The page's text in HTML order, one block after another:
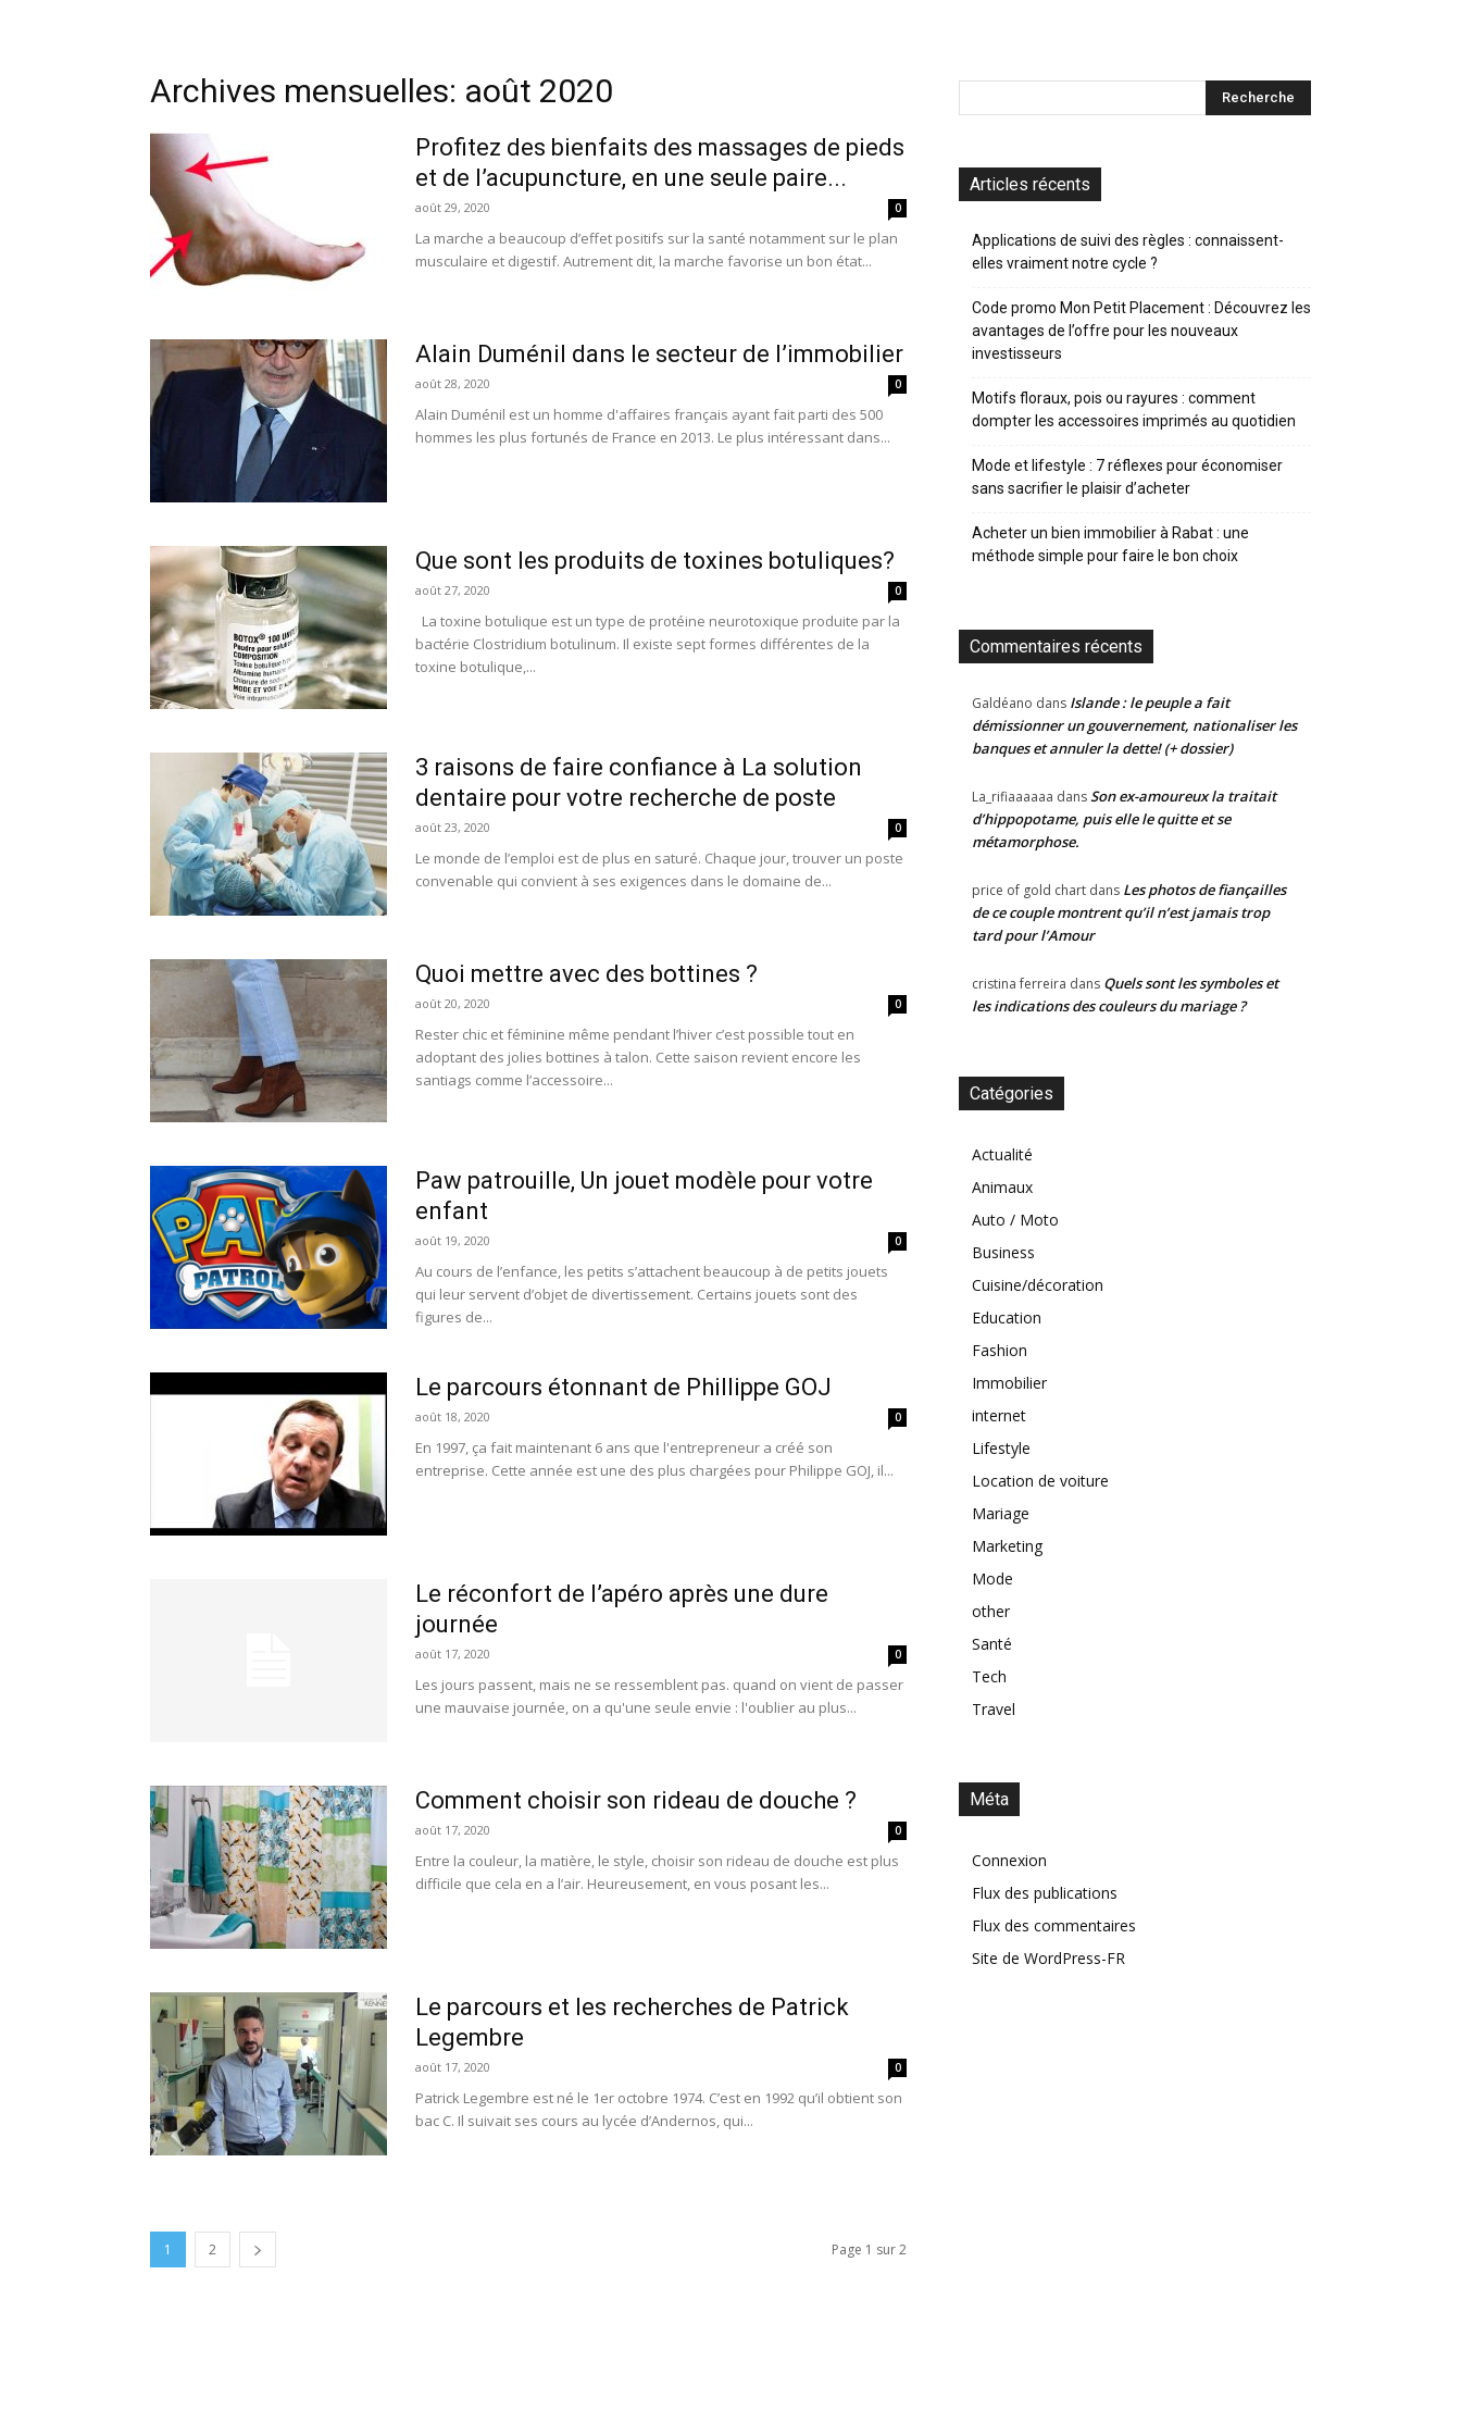
Archives mensuelles: août 2020
Profitez des bienfaits des massages de pieds
et de l’acupuncture, en une seule paire...
août 29, 2020 0
La marche a beaucoup d’effet positifs sur la santé notamment sur le plan
musculaire et digestif. Autrement dit, la marche favorise un bon état...
Alain Duménil dans le secteur de l’immobilier
août 28, 2020 0
Alain Duménil est un homme d'affaires français ayant fait parti des 500
hommes les plus fortunés de France en 2013. Le plus intéressant dans...
Que sont les produits de toxines botuliques?
août 27, 2020 0
La toxine botulique est un type de protéine neurotoxique produite par la
bactérie Clostridium botulinum. Il existe sept formes différentes de la
toxine botulique,...
3 raisons de faire confiance à La solution
dentaire pour votre recherche de poste
août 23, 2020 0
Le monde de l’emploi est de plus en saturé. Chaque jour, trouver un poste
convenable qui convient à ses exigences dans le domaine de...
Quoi mettre avec des bottines ?
août 20, 2020 0
Rester chic et féminine même pendant l’hiver c’est possible tout en
adoptant des jolies bottines à talon. Cette saison revient encore les
santiags comme l’accessoire...
Paw patrouille, Un jouet modèle pour votre
enfant
août 19, 2020 0
Au cours de l’enfance, les petits s’attachent beaucoup à de petits jouets
qui leur servent d’objet de divertissement. Certains jouets sont des
figures de...
Le parcours étonnant de Phillippe GOJ
août 18, 2020 0
En 1997, ça fait maintenant 6 ans que l'entrepreneur a créé son
entreprise. Cette année est une des plus chargées pour Philippe GOJ, il...
Le réconfort de l’apéro après une dure
journée
août 17, 2020 0
Les jours passent, mais ne se ressemblent pas. quand on vient de passer
une mauvaise journée, on a qu'une seule envie : l'oublier au plus...
Comment choisir son rideau de douche ?
août 17, 2020 0
Entre la couleur, la matière, le style, choisir son rideau de douche est plus
difficile que cela en a l’air. Heureusement, en vous posant les...
Le parcours et les recherches de Patrick
Legembre
août 17, 2020 0
Patrick Legembre est né le 1er octobre 1974. C’est en 1992 qu’il obtient son
bac C. Il suivait ses cours au lycée d’Andernos, qui...
1 2 Page 1 sur 2
Articles récents
Applications de suivi des règles : connaissent-
elles vraiment notre cycle ?
Code promo Mon Petit Placement : Découvrez les
avantages de l’offre pour les nouveaux
investisseurs
Motifs floraux, pois ou rayures : comment
dompter les accessoires imprimés au quotidien
Mode et lifestyle : 7 réflexes pour économiser
sans sacrifier le plaisir d’acheter
Acheter un bien immobilier à Rabat : une
méthode simple pour faire le bon choix
Commentaires récents
Galdéano dans Islande : le peuple a fait
démissionner un gouvernement, nationaliser les
banques et annuler la dette! (+ dossier)
La_rifiaaaaaa dansSon ex-amoureux la traitait
d’hippopotame, puis elle le quitte et se
métamorphose.
price of gold chart dans Les photos de fiançailles
de ce couple montrent qu’il n’est jamais trop
tard pour l’Amour
cristina ferreira dans Quels sont les symboles et
les indications des couleurs du mariage ?
Catégories
Actualité
Animaux
Auto / Moto
Business
Cuisine/décoration
Education
Fashion
Immobilier
internet
Lifestyle
Location de voiture
Mariage
Marketing
Mode
other
Santé
Tech
Travel
Méta
Connexion
Flux des publications
Flux des commentaires
Site de WordPress-FR